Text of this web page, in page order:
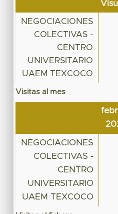
NEGOCIACIONES
COLECTIVAS -
CENTRO
UNIVERSITARIO
UAEM TEXCOCO
Visitas al mes
NEGOCIACIONES
COLECTIVAS -
CENTRO
UNIVERSITARIO
UAEM TEXCOCO